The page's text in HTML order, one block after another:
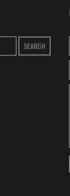
SEARCH